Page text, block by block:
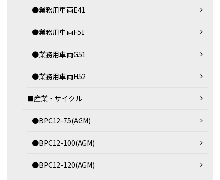
●業務用車両E41
●業務用車両F51
●業務用車両G51
●業務用車両H52
■産業・サイクル
●BPC12-75(AGM)
●BPC12-100(AGM)
●BPC12-120(AGM)